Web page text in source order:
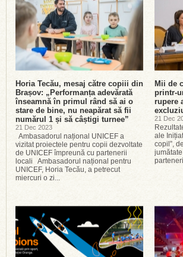
Horia Tecău, mesaj către copiii din
Brașov: „Performanța adevărată
înseamnă în primul rând să ai o
stare de bine, nu neapărat să fii
numărul 1 și să câștigi turnee”
21 Dec 2023
Ambasadorul național UNICEF a
vizitat proiectele pentru copii dezvoltate
de UNICEF împreună cu partenerii
locali Ambasadorul național pentru
UNICEF, Horia Tecău, a petrecut
miercuri o zi...
Mii de
printr-
rupere
21 Dec
ale
copil”,